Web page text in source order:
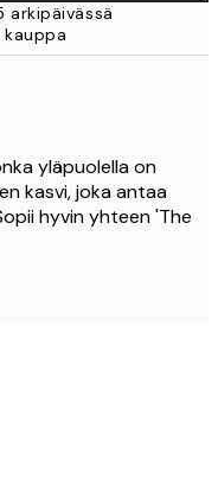
yläpuolella on
kasvi, joka antaa
hyvin yhteen 'The